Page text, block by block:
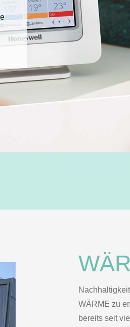
WÄRME zu
bereits seit